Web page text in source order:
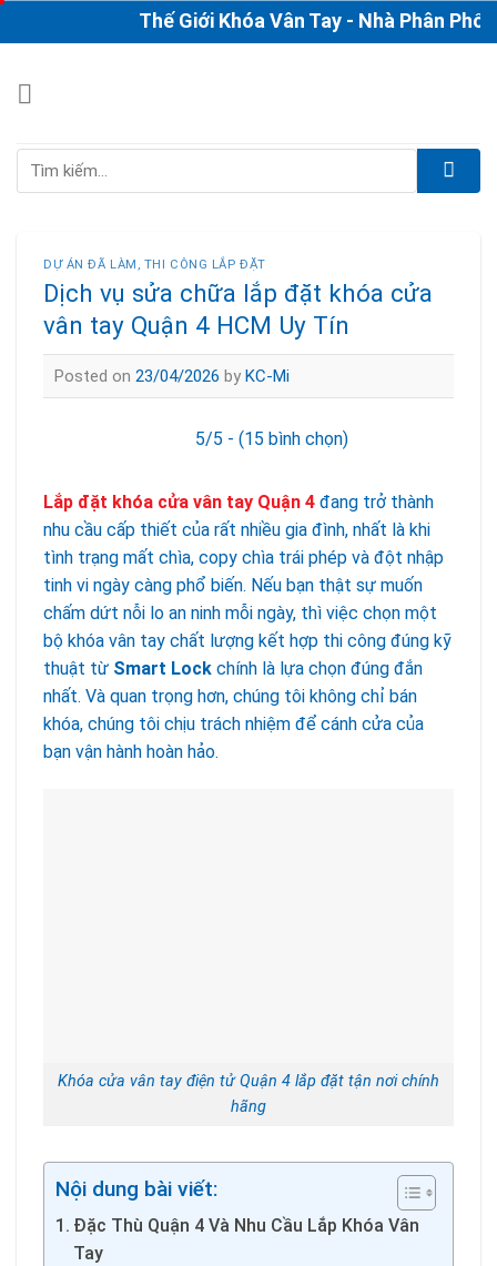
to
Thế Giới Khóa Vân Tay - Nhà Phân Phối &
Tìm
DỰ ÁN ĐÃ LÀM , THI CÔNG LẮP ĐẶT
Dịch vụ sửa chữa lắp đặt khóa cửa
vân tay Quận 4 HCM Uy Tín
Posted on 23/04/2026 by KC-Mi
5/5 - (15 bình chọn)
Lắp đặt khóa cửa vân tay Quận 4 đang trở thành
nhu cầu cấp thiết của rất nhiều gia đình, nhất là khi
tình trạng mất chìa, copy chìa trái phép và đột nhập
tinh vi ngày càng phổ biến. Nếu bạn thật sự muốn
chấm dứt nỗi lo an ninh mỗi ngày, thì việc chọn một
bộ khóa vân tay chất lượng kết hợp thi công đúng kỹ
thuật từ Smart Lock chính là lựa chọn đúng đắn
nhất. Và quan trọng hơn, chúng tôi không chỉ bán
khóa, chúng tôi chịu trách nhiệm để cánh cửa của
bạn vận hành hoàn hảo.
Khóa cửa vân tay điện tử Quận 4 lắp đặt tận nơi chính
hãng
Nội dung bài viết:
Đặc Thù Quận 4 Và Nhu Cầu Lắp Khóa Vân
Tay